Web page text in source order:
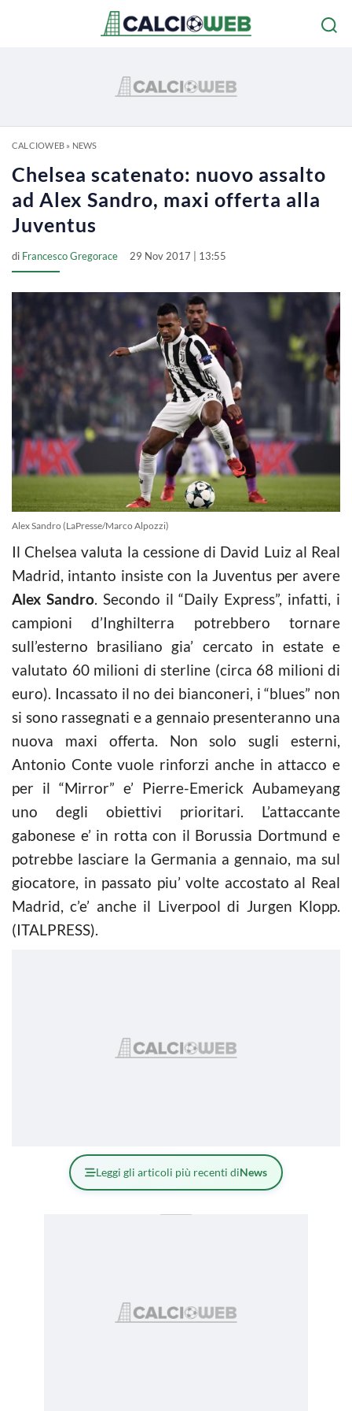
CALCIOWEB» NEWS
Chelsea scatenato: nuovo assalto
ad Alex Sandro, maxi offerta alla
Juventus
di Francesco Gregorace 29 Nov 2017 | 13:55
Alex Sandro (LaPresse/Marco Alpozzi)
Il Chelsea valuta la cessione di David Luiz al Real
Madrid, intanto insiste con la Juventus per avere
Alex Sandro. Secondo il “Daily Express”, infatti, i
campioni d’Inghilterra potrebbero tornare
sull’esterno brasiliano gia’ cercato in estate e
valutato 60 milioni di sterline (circa 68 milioni di
euro). Incassato il no dei bianconeri, i “blues” non
si sono rassegnati e a gennaio presenteranno una
nuova maxi offerta. Non solo sugli esterni,
Antonio Conte vuole rinforzi anche in attacco e
per il “Mirror” e’ Pierre-Emerick Aubameyang
uno degli obiettivi prioritari. L’attaccante
gabonese e’ in rotta con il Borussia Dortmund e
potrebbe lasciare la Germania a gennaio, ma sul
giocatore, in passato piu’ volte accostato al Real
Madrid, c’e’ anche il Liverpool di Jurgen Klopp.
(ITALPRESS).
Leggi gli articoli più recenti diNews